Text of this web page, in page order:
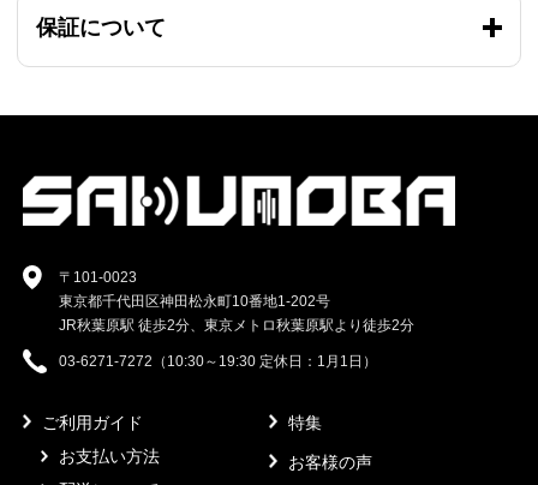
保証について
〒101-0023
東京都千代田区神田松永町10番地1-202号
JR秋葉原駅 徒歩2分、東京メトロ秋葉原駅より徒歩2分
03-6271-7272（10:30～19:30 定休日：1月1日）
ご利用ガイド
お支払い方法
特集
お客様の声